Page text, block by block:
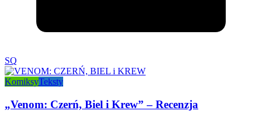
SQ
KomiksyTeksty
„Venom: Czerń, Biel i Krew” – Recenzja